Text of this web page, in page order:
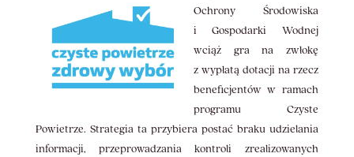
Ochrony Środowiska
i Gospodarki Wodnej
wciąż gra na zwłokę
z wypłatą dotacji na rzecz
beneficjentów w ramach
programu Czyste
Powietrze. Strategia ta przybiera postać braku udzielania
informacji, przeprowadzania kontroli zrealizowanych